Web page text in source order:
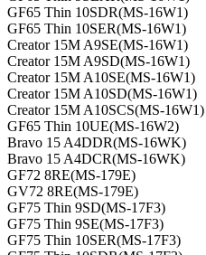
GF65 Thin 10SDR(MS-16W1)
GF65 Thin 10SER(MS-16W1)
Creator 15M A9SE(MS-16W1)
Creator 15M A9SD(MS-16W1)
Creator 15M A10SE(MS-16W1)
Creator 15M A10SD(MS-16W1)
Creator 15M A10SCS(MS-16W1)
GF65 Thin 10UE(MS-16W2)
Bravo 15 A4DDR(MS-16WK)
Bravo 15 A4DCR(MS-16WK)
GF72 8RE(MS-179E)
GV72 8RE(MS-179E)
GF75 Thin 9SD(MS-17F3)
GF75 Thin 9SE(MS-17F3)
GF75 Thin 10SER(MS-17F3)